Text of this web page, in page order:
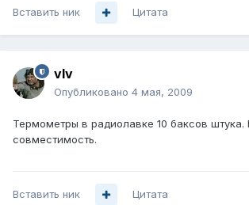
Вставить ник Цитата
vIv
Опубликовано 4 мая, 2009
Термометры в радиолавке 10 баксов штука.
совместимость.
Вставить ник Цитата